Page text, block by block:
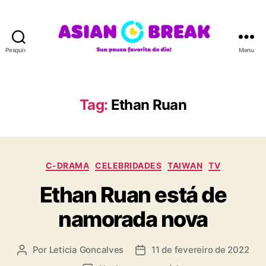
Pesquisar
A
N
R
A
Menu
Tag: Ethan Ruan
C
t
e
g
o
C-DRAMA CELEBRIDADES TAIWAN TV
Ethan Ruan está de
namorada nova
A Por Leticia Goncalves
D 11 de fevereiro de 2022